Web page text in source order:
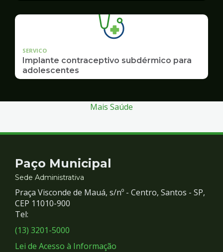
SERVICO
Implante contraceptivo subdérmico para
adolescentes
Mais Saúde
Contato
e
Redes
Sociais
Paço Municipal
Sede Administrativa
Praça Visconde de Mauá, s/nº - Centro, Santos - SP,
CEP 11010-900
Tel:
(13) 3201-5000
Lei de Acesso à Informação